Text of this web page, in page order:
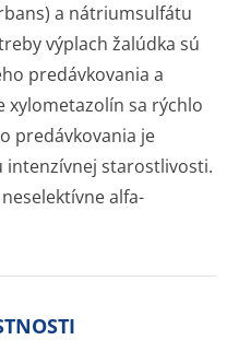
a nátriumsulfátu
výplach žalúdka sú
predávkovania a
xylometazolín sa rýchlo
predávkovania je
starostlivosti.
alfa-